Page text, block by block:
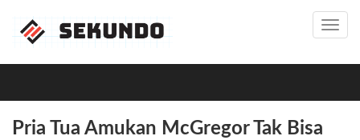
Pria Tua Amukan McGregor Tak Bisa